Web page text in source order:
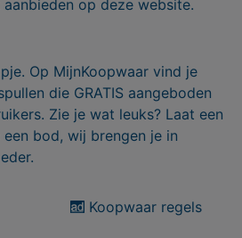
op deze website.
Op MijnKoopwaar vind je
die GRATIS aangeboden
Zie je wat leuks? Laat een
bod, wij brengen je in
Koopwaar regels